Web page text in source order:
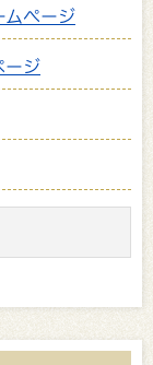
ムページ
ージ